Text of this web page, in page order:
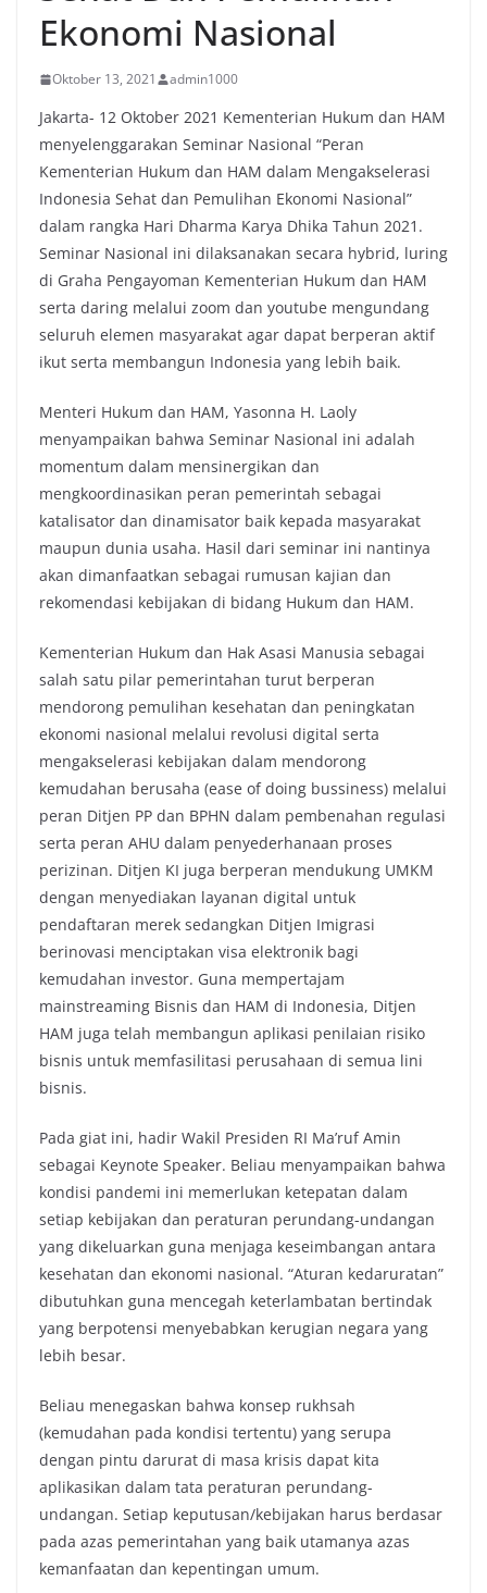
Ekonomi Nasional
Oktober 13, 2021 admin1000
Jakarta- 12 Oktober 2021 Kementerian Hukum dan HAM
menyelenggarakan Seminar Nasional “Peran
Kementerian Hukum dan HAM dalam Mengakselerasi
Indonesia Sehat dan Pemulihan Ekonomi Nasional”
dalam rangka Hari Dharma Karya Dhika Tahun 2021.
Seminar Nasional ini dilaksanakan secara hybrid, luring
di Graha Pengayoman Kementerian Hukum dan HAM
serta daring melalui zoom dan youtube mengundang
seluruh elemen masyarakat agar dapat berperan aktif
ikut serta membangun Indonesia yang lebih baik.
Menteri Hukum dan HAM, Yasonna H. Laoly
menyampaikan bahwa Seminar Nasional ini adalah
momentum dalam mensinergikan dan
mengkoordinasikan peran pemerintah sebagai
katalisator dan dinamisator baik kepada masyarakat
maupun dunia usaha. Hasil dari seminar ini nantinya
akan dimanfaatkan sebagai rumusan kajian dan
rekomendasi kebijakan di bidang Hukum dan HAM.
Kementerian Hukum dan Hak Asasi Manusia sebagai
salah satu pilar pemerintahan turut berperan
mendorong pemulihan kesehatan dan peningkatan
ekonomi nasional melalui revolusi digital serta
mengakselerasi kebijakan dalam mendorong
kemudahan berusaha (ease of doing bussiness) melalui
peran Ditjen PP dan BPHN dalam pembenahan regulasi
serta peran AHU dalam penyederhanaan proses
perizinan. Ditjen KI juga berperan mendukung UMKM
dengan menyediakan layanan digital untuk
pendaftaran merek sedangkan Ditjen Imigrasi
berinovasi menciptakan visa elektronik bagi
kemudahan investor. Guna mempertajam
mainstreaming Bisnis dan HAM di Indonesia, Ditjen
HAM juga telah membangun aplikasi penilaian risiko
bisnis untuk memfasilitasi perusahaan di semua lini
bisnis.
Pada giat ini, hadir Wakil Presiden RI Ma’ruf Amin
sebagai Keynote Speaker. Beliau menyampaikan bahwa
kondisi pandemi ini memerlukan ketepatan dalam
setiap kebijakan dan peraturan perundang-undangan
yang dikeluarkan guna menjaga keseimbangan antara
kesehatan dan ekonomi nasional. “Aturan kedaruratan”
dibutuhkan guna mencegah keterlambatan bertindak
yang berpotensi menyebabkan kerugian negara yang
lebih besar.
Beliau menegaskan bahwa konsep rukhsah
(kemudahan pada kondisi tertentu) yang serupa
dengan pintu darurat di masa krisis dapat kita
aplikasikan dalam tata peraturan perundang-
undangan. Setiap keputusan/kebijakan harus berdasar
pada azas pemerintahan yang baik utamanya azas
kemanfaatan dan kepentingan umum.